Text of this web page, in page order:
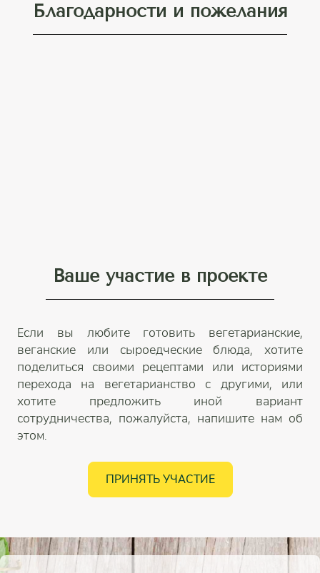
Благодарности и пожелания
Ваше участие в проекте
Если вы любите готовить вегетарианские,
веганские или сыроедческие блюда, хотите
поделиться своими рецептами или историями
перехода на вегетарианство с другими, или
хотите предложить иной вариант
сотрудничества, пожалуйста, напишите нам об
этом.
ПРИНЯТЬ УЧАСТИЕ